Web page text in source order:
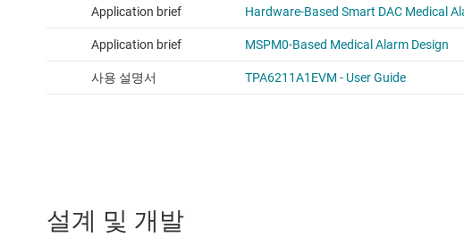
설계 및 개발